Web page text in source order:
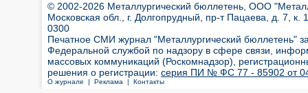
© 2002-2026 Металлургический бюллетень, ООО
Московская обл., г. Долгопрудный, пр-т Пацаева, д. 7,
0300
Печатное СМИ журнал "Металлургический бюллетень"
Федеральной службой по надзору в сфере связи,
массовых коммуникаций (Роскомнадзор),
решения о регистрации: серия ПИ № ФС 77 - 85902 от 04
О журнале | Реклама | Контакты